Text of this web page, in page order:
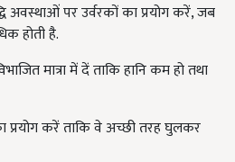
अवस्थाओं पर उर्वरकों का प्रयोग करें, जब
होती है.
मात्रा में दें ताकि हानि कम हो तथा
प्रयोग करें ताकि वे अच्छी तरह घुलकर